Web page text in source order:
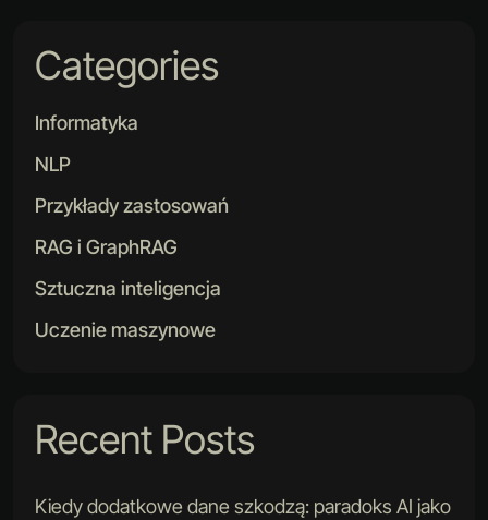
Categories
Informatyka
NLP
Przykłady zastosowań
RAG i GraphRAG
Sztuczna inteligencja
Uczenie maszynowe
Recent Posts
Kiedy dodatkowe dane szkodzą: paradoks AI jako